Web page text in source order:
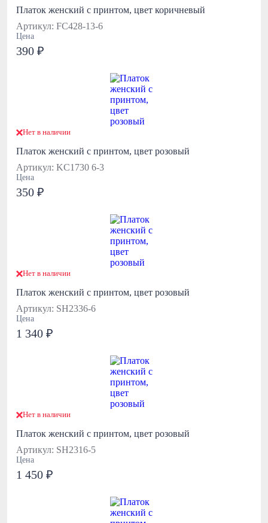
Платок женский с принтом, цвет коричневый
Артикул: FC428-13-6
Цена
390 ₽
Нет в наличии
Платок женский с принтом, цвет розовый
Артикул: KC1730 6-3
Цена
350 ₽
Нет в наличии
Платок женский с принтом, цвет розовый
Артикул: SH2336-6
Цена
1 340 ₽
Нет в наличии
Платок женский с принтом, цвет розовый
Артикул: SH2316-5
Цена
1 450 ₽